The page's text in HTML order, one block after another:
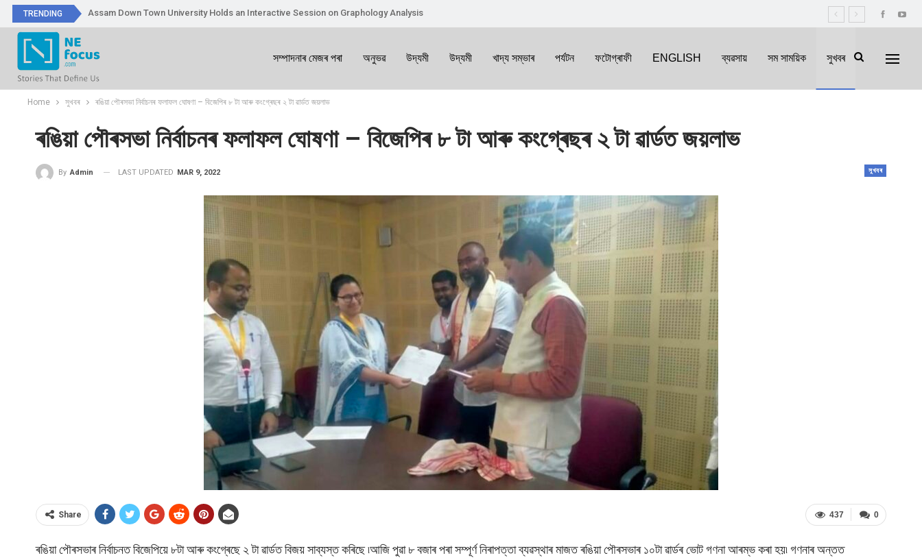
TRENDING Assam Down Town University Holds an Interactive Session on Graphology Analysis
সম্পাদনাৰ মেজৰ পৰা অনুভৱ উদ্যমী উদ্যমী খাদ্য সম্ভাৰ পৰ্যটন ফটোগ্ৰাফী ENGLISH ব্যৱসায় সম সাময়িক সুখবৰ
Home সুখবৰ ৰঙিয়া পৌৰসভা নিৰ্বাচনৰ ফলাফল ঘোষণা – বিজেপিৰ ৮ টা আৰু কংগ্ৰেছৰ ২ টা ৱাৰ্ডত জয়লাভ
ৰঙিয়া পৌৰসভা নিৰ্বাচনৰ ফলাফল ঘোষণা – বিজেপিৰ ৮ টা আৰু কংগ্ৰেছৰ ২ টা ৱাৰ্ডত জয়লাভ
সুখবৰ
By Admin LAST UPDATED MAR 9, 2022
0
437
Share
ৰঙিয়া পৌৰসভাৰ নিৰ্বাচনত বিজেপিয়ে ৮টা আৰু কংগ্ৰেছে ২ টা ৱাৰ্ডত বিজয় সাব্যস্ত কৰিছে ৷আজি পুৱা ৮ বজাৰ পৰা সম্পূৰ্ণ নিৰাপত্তা ব্যৱস্থাৰ মাজত ৰঙিয়া পৌৰসভাৰ ১০টা ৱাৰ্ডৰ ভোট গণনা আৰম্ভ কৰা হয়৷ গণনাৰ অন্তত